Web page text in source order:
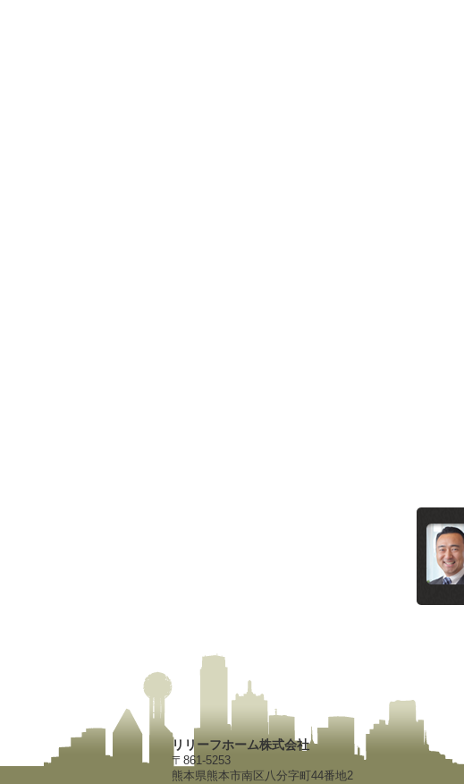
リリーフホーム株式会社
〒861-5253
熊本県熊本市南区八分字町44番地2